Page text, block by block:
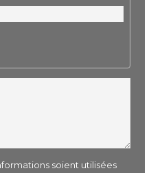
soient utilisées